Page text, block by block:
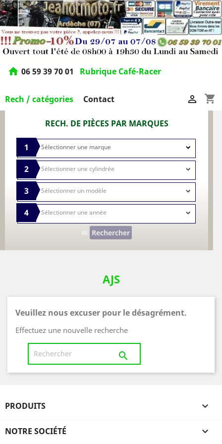
home 06 59 39 70 01 Rubrique Café-Racer
Rech / catégories Contact shopping_cart

RECH. DE PIÈCES PAR MARQUES
1
2
3
4
Rechercher
AJS
Veuillez nous excuser pour le désagrément.
Effectuez une nouvelle recherche

PRODUITS 
NOTRE SOCIÉTÉ 